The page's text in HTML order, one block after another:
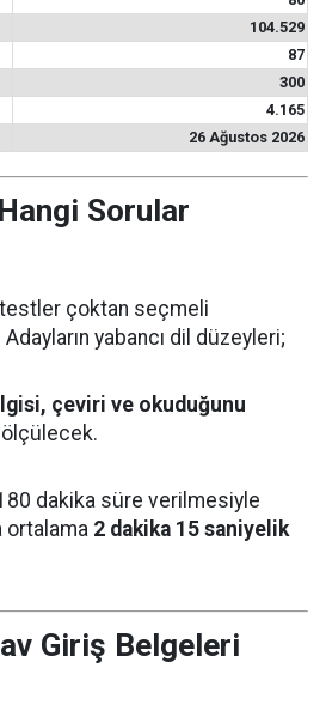
104.529
87
300
4.165
26 Ağustos 2026
Sorular
testler çoktan seçmeli
yabancı dil düzeyleri;
çeviri ve okuduğunu
ölçülecek.
dakika süre verilmesiyle
ortalama 2 dakika 15 saniyelik
Giriş Belgeleri